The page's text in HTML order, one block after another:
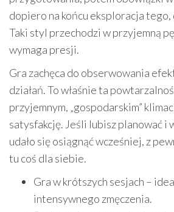
dopiero na końcu eksploracja
Taki styl przechodzi w przyjemną
wymaga presji.
Gra zachęca do obserwowania
działań. To właśnie ta
przyjemnym, „gospodarskim”
satysfakcję. Jeśli lubisz planować i
udało się osiągnąć wcześniej, z
tu coś dla siebie.
Gra w krótszych sesjach –
intensywnego zmęczenia.